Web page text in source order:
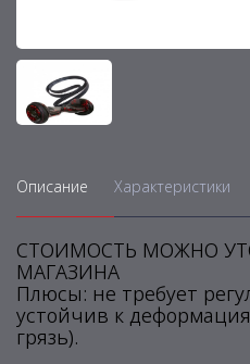
Описание Характеристики
СТОИМОСТЬ МОЖНО
МАГАЗИНА
Плюсы: не требует
устойчив к
грязь).